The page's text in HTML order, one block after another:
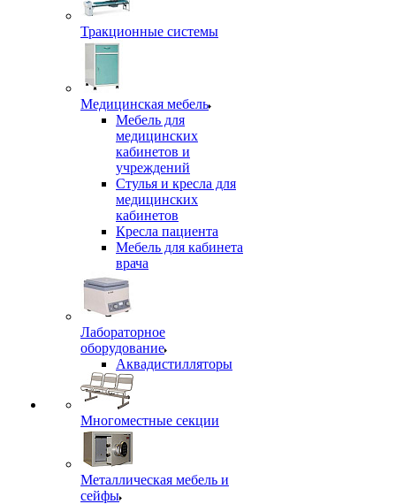
Тракционные системы
Медицинская мебель
Мебель для
медицинских
кабинетов и
учреждений
Стулья и кресла для
медицинских
кабинетов
Кресла пациента
Мебель для кабинета
врача
Лабораторное
оборудование
Аквадистилляторы
Многоместные секции
Металлическая мебель и
сейфы